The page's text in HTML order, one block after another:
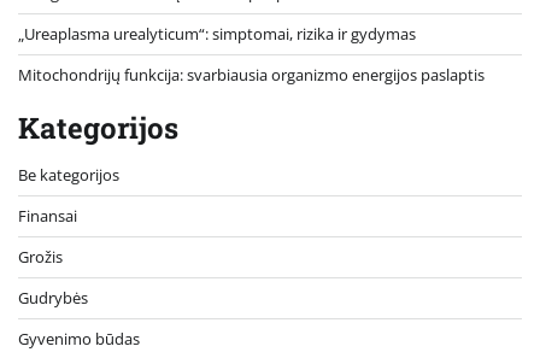
„Ureaplasma urealyticum“: simptomai, rizika ir gydymas
Mitochondrijų funkcija: svarbiausia organizmo energijos paslaptis
Kategorijos
Be kategorijos
Finansai
Grožis
Gudrybės
Gyvenimo būdas